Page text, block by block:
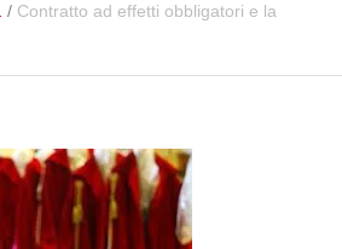
/ Contratto ad effetti obbligatori e la